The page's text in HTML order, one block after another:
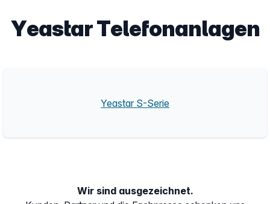
Yeastar Telefonanlagen
Yeastar S-Serie
Wir sind ausgezeichnet.